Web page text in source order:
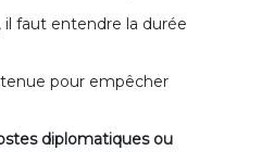
il faut entendre la durée
pour empêcher
diplomatiques ou